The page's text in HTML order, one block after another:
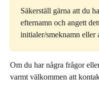
Säkerställ gärna att du
efternamn och angett
initialer/smeknamn eller
Om du har några frågor
varmt välkommen att